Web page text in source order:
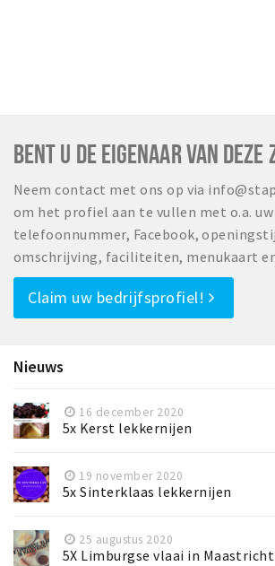
BENT U DE EIGENAAR VAN DEZE
Neem contact met ons op via
om het profiel aan te vullen met o.a.
telefoonnummer, Facebook,
omschrijving, faciliteiten, menukaart
Claim uw bedrijfsprofiel!
Nieuws
16 december 2020
5x Kerst lekkernijen
19 november 2020
5x Sinterklaas lekkernijen
25 augustus 2020
5X Limburgse vlaai in Maastricht